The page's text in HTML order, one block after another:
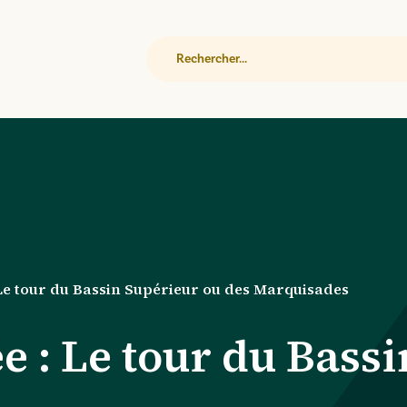
tour du Bassin Supérieur ou des Marquisades
: Le tour du